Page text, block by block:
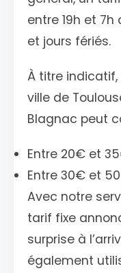
entre 19h et
et jours fériés.
À titre
ville de
Blagnac peut
Entre 20€ et
Entre 30€ et
Avec notre
tarif fixe
surprise à
également